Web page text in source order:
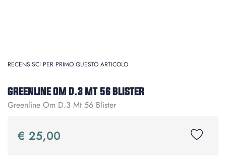
RECENSISCI PER PRIMO QUESTO ARTICOLO
GREENLINE OM D.3 MT 56 BLISTER
Greenline Om D.3 Mt 56 Blister
€ 25,00